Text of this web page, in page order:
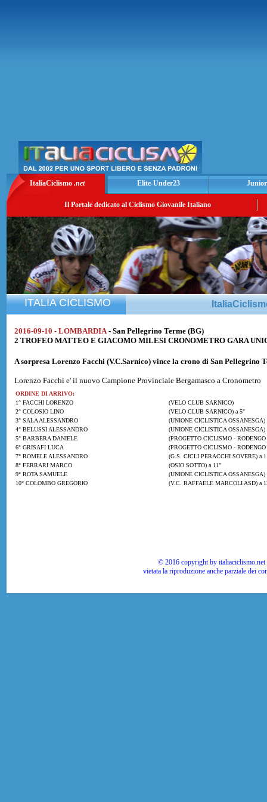
ItaliaCiclismo .net Elite-Under23
Il Portale dedicato al Ciclismo Giovanile Italiano
ITALIA CICLISMO
2016-09-10 - LOMBARDIA - San Pellegrino Terme (BG)
2 TROFEO MATTEO E GIACOMO MILESI CRONOMETRO GARA
A sorpresa Lorenzo Facchi (V.C.Sarnico) vince la crono di San Pellegrino
Lorenzo Facchi e' il nuovo Campione Provinciale Bergamasco a Cronometro
ORDINE DI ARRIVO:
1° FACCHI LORENZO
(VELO CLUB SARNICO)
2° COLOSIO LINO
(VELO CLUB SARNICO) a 5"
3° SALA ALESSANDRO
(UNIONE CICLISTICA OSSANESGA)
4° BELUSSI ALESSANDRO
(UNIONE CICLISTICA OSSANESGA)
5° BARBERA DANIELE
(PROGETTO CICLISMO -
6° GRISAFI LUCA
(PROGETTO CICLISMO -
7° ROMELE ALESSANDRO
(G.S. CICLI PERACCHI SOVERE) a
8° FERRARI MARCO
(OSIO SOTTO) a 11"
9° ROTA SAMUELE
(UNIONE CICLISTICA OSSANESGA)
10° COLOMBO GREGORIO
(V.C. RAFFAELE MARCOLI ASD) a
© 2016 copyright by
vietata la riproduzione anche parziale dei